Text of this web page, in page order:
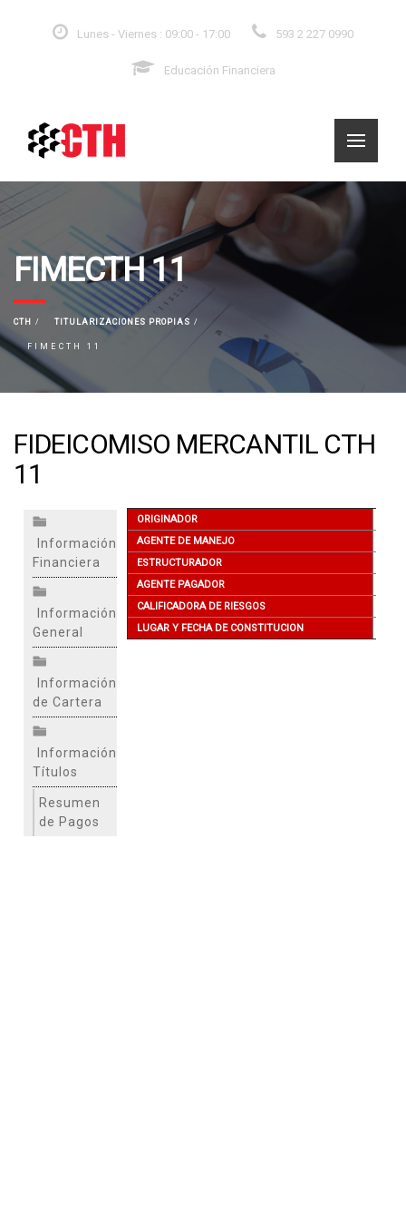
Lunes - Viernes : 09:00 - 17:00 593 2 227 0990
Educación Financiera
FIMECTH 11
CTH TITULARIZACIONES PROPIAS
FIMECTH 11
FIDEICOMISO MERCANTIL CTH
11